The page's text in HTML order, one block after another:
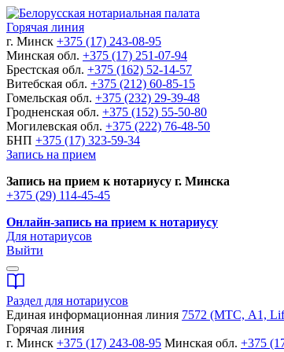
Горячая линия
г. Минск +375 (17) 243-08-95
Минская обл. +375 (17) 251-07-94
Брестская обл. +375 (162) 52-14-57
Витебская обл. +375 (212) 60-85-15
Гомельская обл. +375 (232) 29-39-48
Гродненская обл. +375 (152) 55-50-80
Могилевская обл. +375 (222) 76-48-50
БНП +375 (17) 323-59-34
Запись на прием
Запись на прием к нотариусу г. Минска
+375 (29) 114-45-45
Онлайн-запись на прием к нотариусу
Для нотариусов
Выйти
Раздел для нотариусов
Единая информационная линия 7572 (МТС, A1,
Горячая линия
г. Минск +375 (17) 243-08-95 Минская обл. +375